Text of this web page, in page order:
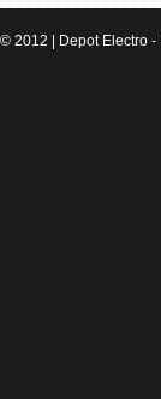
© 2012 | Depot Electro -